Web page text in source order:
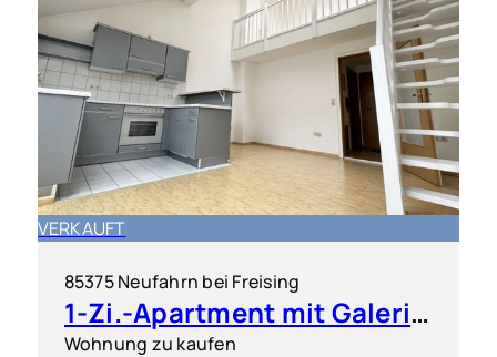
VERKAUFT
85375 Neufahrn bei Freising
1-Zi.-Apartment mit Galerie und EBK
Wohnung zu kaufen